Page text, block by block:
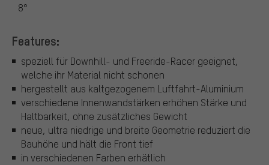
8°
Features:
speziell für Downhill- und Freeride-Racer geeignet,
welche ihr Material nicht schonen
hergestellt aus kaltgezogenem Luftfahrt-Aluminium
verschiedene Innenwandstärken erhöhen Stärke und
Haltbarkeit, ohne zusätzliches Gewicht
neue, ultra niedrige und breite Geometrie reduziert die
Bauhöhe und hält die Front tief
in verschiedenen Farben erhätlich